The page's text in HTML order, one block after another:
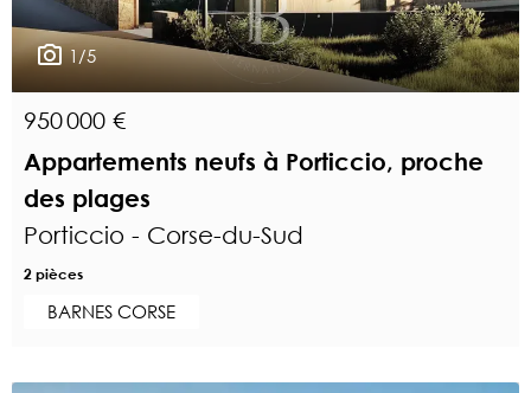
1/5
950 000 €
Appartements neufs à Porticcio, proche
des plages
Porticcio - Corse-du-Sud
2 pièces
BARNES CORSE